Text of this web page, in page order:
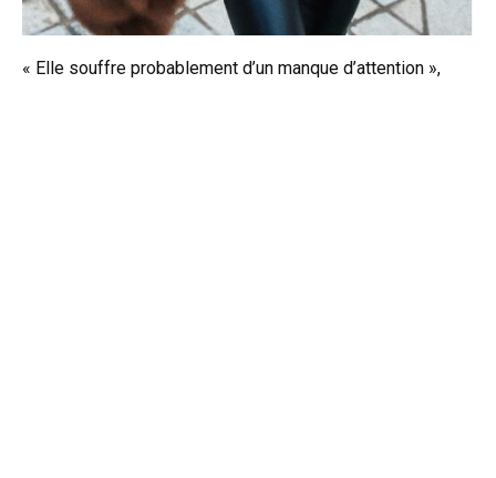
« Elle souffre probablement d’un manque d’attention »,